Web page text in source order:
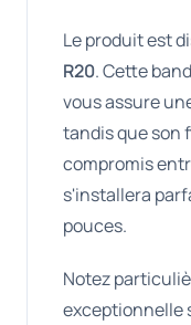
Le produit est
R20. Cette
vous assure
tandis que son
compromis
s'installera
pouces.
Notez
exceptionnelle